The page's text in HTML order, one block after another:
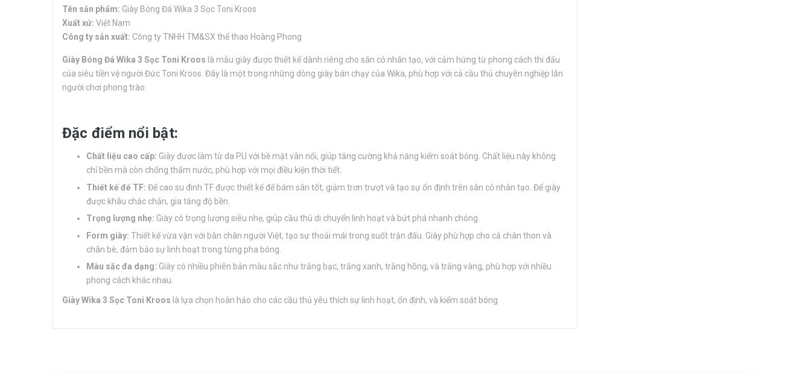
Tên sản phẩm: Giày Bóng Đá Wika 3 Sọc Toni Kroos
Xuất xứ: Việt Nam
Công ty sản xuất: Công ty TNHH TM&SX thể thao Hoàng Phong
Giày Bóng Đá Wika 3 Sọc Toni Kroos là mẫu giày được thiết kế dành riêng cho sân cỏ nhân tạo, với cảm hứng từ phong cách thi đấu
của siêu tiền vệ người Đức Toni Kroos. Đây là một trong những dòng giày bán chạy của Wika, phù hợp với cả cầu thủ chuyên nghiệp lẫn
người chơi phong trào.
Đặc điểm nổi bật:
Chất liệu cao cấp: Giày được làm từ da PU với bề mặt vân nổi, giúp tăng cường khả năng kiểm soát bóng. Chất liệu này không
chỉ bền mà còn chống thấm nước, phù hợp với mọi điều kiện thời tiết.
Thiết kế đế TF: Đế cao su đinh TF được thiết kế để bám sân tốt, giảm trơn trượt và tạo sự ổn định trên sân cỏ nhân tạo. Đế giày
được khâu chắc chắn, gia tăng độ bền.
Trọng lượng nhẹ: Giày có trọng lượng siêu nhẹ, giúp cầu thủ di chuyển linh hoạt và bứt phá nhanh chóng.
Form giày: Thiết kế vừa vặn với bàn chân người Việt, tạo sự thoải mái trong suốt trận đấu. Giày phù hợp cho cả chân thon và
chân bè, đảm bảo sự linh hoạt trong từng pha bóng.
Màu sắc đa dạng: Giày có nhiều phiên bản màu sắc như trắng bạc, trắng xanh, trắng hồng, và trắng vàng, phù hợp với nhiều
phong cách khác nhau.
Giày Wika 3 Sọc Toni Kroos là lựa chọn hoàn hảo cho các cầu thủ yêu thích sự linh hoạt, ổn định, và kiểm soát bóng